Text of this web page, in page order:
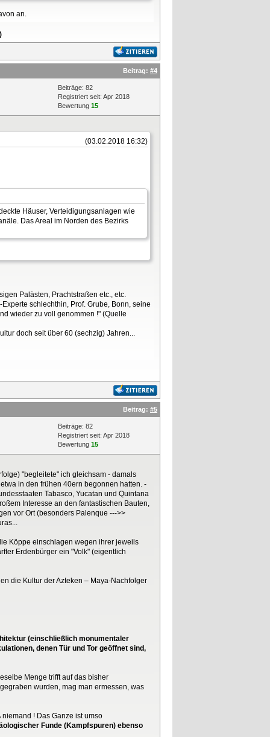
an.
Beitrag: #4
Beiträge: 82
Registriert seit: Apr 2018
Bewertung 15
(03.02.2018 16:32)
Häuser, Verteidigungsanlagen wie
Das Areal im Norden des Bezirks
Palästen, Prachtstraßen etc., etc.
schlechthin, Prof. Grube, Bonn, seine
wieder zu voll genommen !" (Quelle
doch seit über 60 (sechzig) Jahren...
Beitrag: #5
Beiträge: 82
Registriert seit: Apr 2018
Bewertung 15
"begleitete" ich gleichsam - damals
in den frühen 40ern begonnen hatten. -
Tabasco, Yucatan und Quintana
Interesse an den fantastischen Bauten,
vor Ort (besonders Palenque --->>
Köppe einschlagen wegen ihrer jeweils
Erdenbürger ein "Volk" (eigentlich
die Kultur der Azteken – Maya-Nachfolger
(einschließlich monumentaler
denen Tür und Tor geöffnet sind,
Menge trifft auf das bisher
wurden, mag man ermessen, was
! Das Ganze ist umso
Funde (Kampfspuren) ebenso